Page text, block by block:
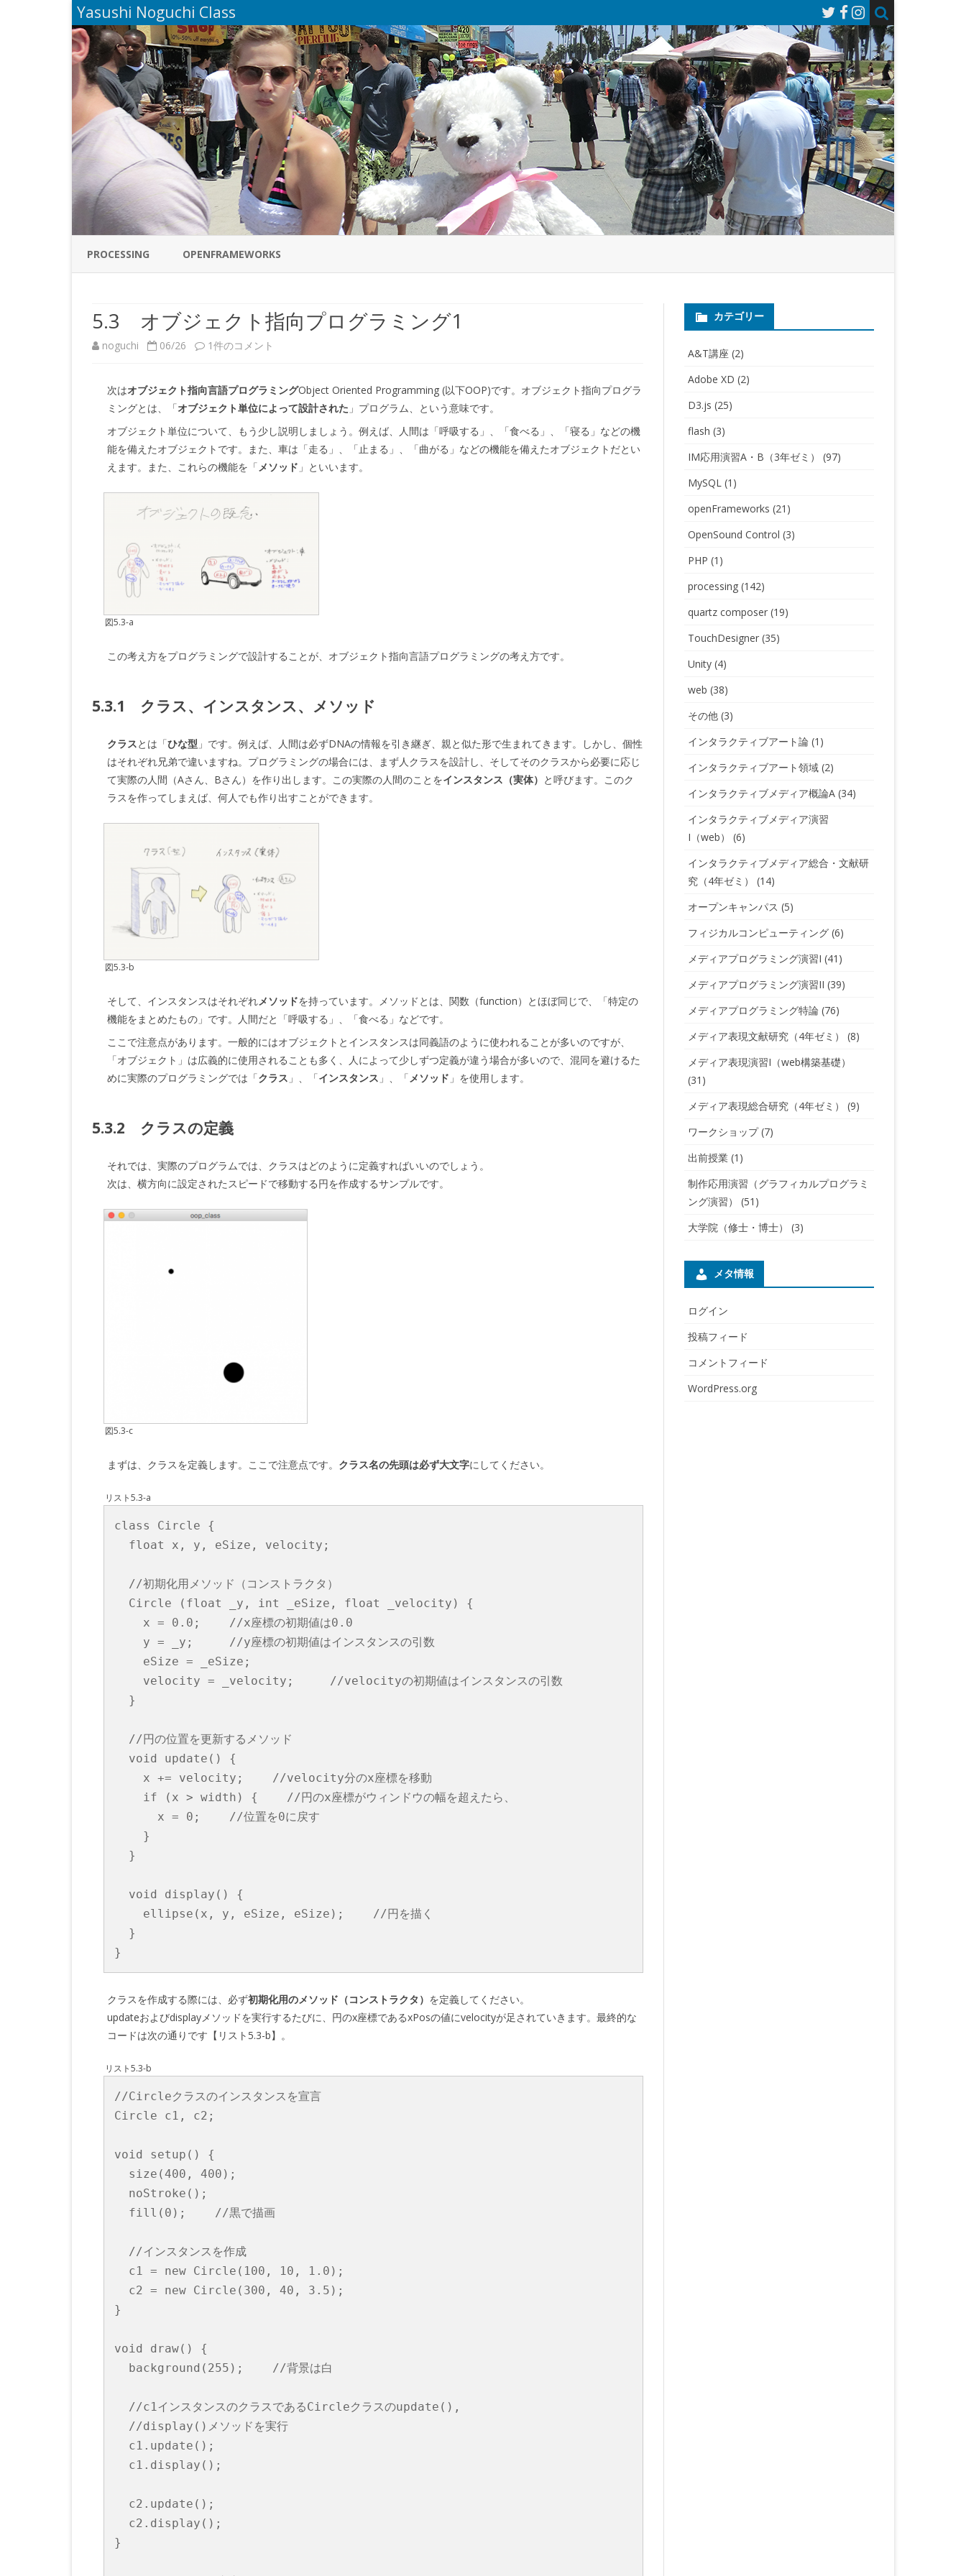
Yasushi Noguchi Class
PROCESSING OPENFRAMEWORKS
5.3 オブジェクト指向プログラミング1
noguchi 06/26
5.3
ブ
ェ
ク
ト
指
プ
ン
1
の
1件のコメント
次はオブジェクト指向言語プログラミングObject Oriented Programming (以下OOP)です。オブジェクト指向プログラ
ミングとは、「オブジェクト単位によって設計された 」プログラム、という意味です。
オブジェクト単位について、もう少し説明しましょう。例えば、人間は「呼吸する」、「食べる」、「寝る」などの機
能を備えたオブジェクトです。また、車は「走る」、「止まる」、「曲がる」などの機能を備えたオブジェクトだとい
えます。また、これらの機能を「メソッド 」といいます。
図5.3-a
この考え方をプログラミングで設計することが、オブジェクト指向言語プログラミングの考え方です。
5.3.1 クラス、インスタンス、メソッド
クラスとは「ひな型 」です。例えば、人間は必ずDNAの情報を引き継ぎ、親と似た形で生まれてきます。しかし、個性
はそれぞれ兄弟で違いますね。プログラミングの場合には、まず人クラスを設計し、そしてそのクラスから必要に応じ
て実際の人間（Aさん、Bさん）を作り出します。この実際の人間のことをインスタンス（実体） と呼びます。このク
ラスを作ってしまえば、何人でも作り出すことができます。
図5.3-b
そして、インスタンスはそれぞれメソッドを持っています。メソッドとは、関数（function）とほぼ同じで、「特定の
機能をまとめたもの」です。人間だと「呼吸する」、「食べる」などです。
ここで注意点があります。一般的にはオブジェクトとインスタンスは同義語のように使われることが多いのですが、
「オブジェクト」は広義的に使用されることも多く、人によって少しずつ定義が違う場合が多いので、混同を避けるた
めに実際のプログラミングでは「クラス 」、「インスタンス 」、「 メソッド 」を使用します。
5.3.2 クラスの定義
それでは、実際のプログラムでは、クラスはどのように定義すればいいのでしょう。
次は、横方向に設定されたスピードで移動する円を作成するサンプルです。
図5.3-c
まずは、クラスを定義します。ここで注意点です。 クラス名の先頭は必ず大文字にしてください。
リスト5.3-a
class Circle {
  float x, y, eSize, velocity;
  //初期化用メソッド（コンストラクタ）
  Circle (float _y, int _eSize, float _velocity) {
    x = 0.0;    //x座標の初期値は0.0
    y = _y;     //y座標の初期値はインスタンスの引数
    eSize = _eSize;
    velocity = _velocity;     //velocityの初期値はインスタンスの引数
  }
  //円の位置を更新するメソッド
  void update() {
    x += velocity;    //velocity分のx座標を移動
    if (x > width) {    //円のx座標がウィンドウの幅を超えたら、
      x = 0;    //位置を0に戻す
    }
  }
  void display() {
    ellipse(x, y, eSize, eSize);    //円を描く
  }
クラスを作成する際には、必ず初期化用のメソッド（コンストラクタ） を定義してください。
updateおよびdisplayメソッドを実行するたびに、円のx座標であるxPosの値にvelocityが足されていきます。最終的な
コードは次の通りです【リスト5.3-b】。
リスト5.3-b
//Circleクラスのインスタンスを宣言
Circle c1, c2;
void setup() {
  size(400, 400);
  noStroke();
  fill(0);    //黒で描画
  //インスタンスを作成
  c1 = new Circle(100, 10, 1.0);
  c2 = new Circle(300, 40, 3.5);
}
void draw() {
  background(255);    //背景は白
  //c1インスタンスのクラスであるCircleクラスのupdate(),
  //display()メソッドを実行
  c1.update();
  c1.display();
  c2.update();
  c2.display();
}
カテゴリー
A&T講座 (2)
Adobe XD (2)
D3.js (25)
flash (3)
IM応用演習A・B（3年ゼミ）
(97)
MySQL(1)
openFrameworks (21)
OpenSound Control (3)
PHP (1)
processing(142)
quartz composer(19)
TouchDesigner(35)
Unity(4)
web (38)
その他(3)
インタラクティブアート論(1)
インタラクティブアート領域(2)
インタラクティブメディア概論A(34)
インタラクティブメディア演習
I（web）
(6)
インタラクティブメディア総合・文献研
究（4年ゼミ）
(14)
オープンキャンパス (5)
フィジカルコンピューティング(6)
メディアプログラミング演習I (41)
メディアプログラミング演習II (39)
メディアプログラミング特論(76)
メディア表現文献研究（4年ゼミ）
(8)
メディア表現演習I（web構築基礎）
(31)
メディア表現総合研究（4年ゼミ）
(9)
ワークショップ(7)
出前授業(1)
制作応用演習（グラフィカルプログラミ
ング演習）
(51)
大学院（修士・博士）
(3)
メタ情報
ログイン
投稿フィード
コメントフィード
WordPress.org